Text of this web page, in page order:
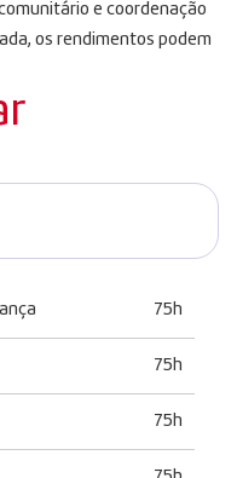
e coordenação
os rendimentos podem
75h
75h
75h